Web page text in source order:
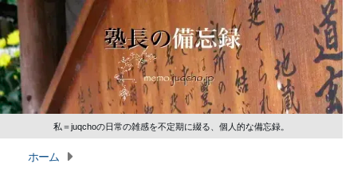
私＝juqchoの日常の雑感を不定期に綴る、個人的な備忘録。
ホーム